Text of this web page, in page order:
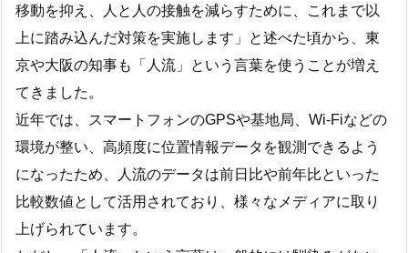
移動を抑え、人と人の接触を減らすために、これまで以
上に踏み込んだ対策を実施します」と述べた頃から、東
京や大阪の知事も「人流」という言葉を使うことが増え
てきました。
近年では、スマートフォンのGPSや基地局、Wi-Fiなどの
環境が整い、高頻度に位置情報データを観測できるよう
になったため、人流のデータは前日比や前年比といった
比較数値として活用されており、様々なメディアに取り
上げられています。